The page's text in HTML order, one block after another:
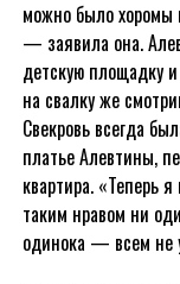
можно было
— заявила она.
детскую площадку
на свалку же
Свекровь всегда
платье Алевтины,
квартира. «Теперь
таким нравом ни
одинока — всем не